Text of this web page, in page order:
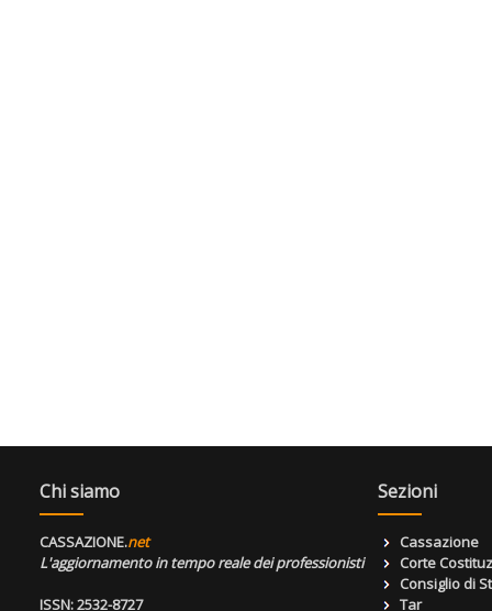
Chi siamo
CASSAZIONE.net
L'aggiornamento in tempo reale dei professionisti
ISSN: 2532-8727
Sezioni
Cassazione
Corte
Consiglio di
Tar